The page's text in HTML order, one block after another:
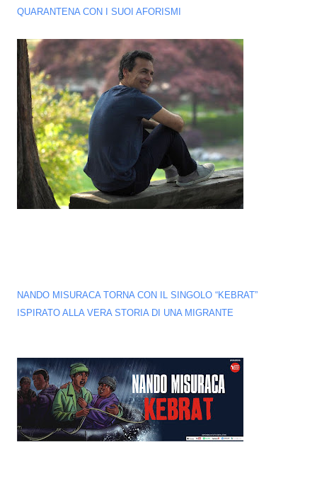
QUARANTENA CON I SUOI AFORISMI
NANDO MISURACA TORNA CON IL SINGOLO “KEBRAT”
ISPIRATO ALLA VERA STORIA DI UNA MIGRANTE